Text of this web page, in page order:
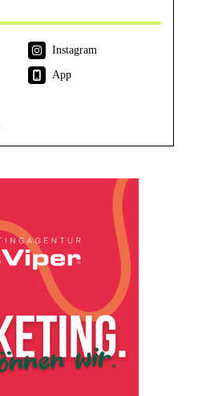
Instagram
App